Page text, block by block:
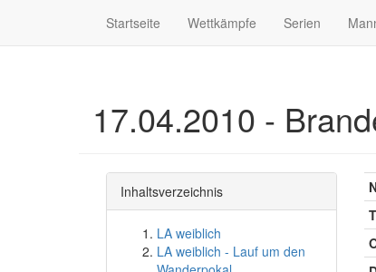
Startseite Wettkämpfe Serien
17.04.2010 -
Inhaltsverzeichnis
LA weiblich
LA weiblich - Lauf um den